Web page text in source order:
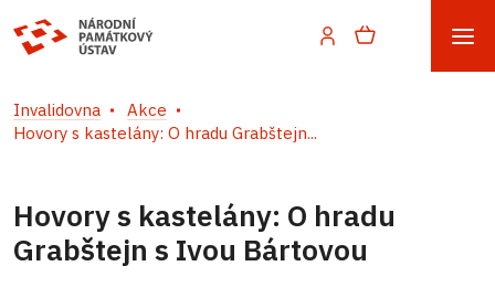
Invalidovna
Akce
Hovory s kastelány: O hradu Grabštejn...
Hovory s kastelány: O hradu
Grabštejn s Ivou Bártovou